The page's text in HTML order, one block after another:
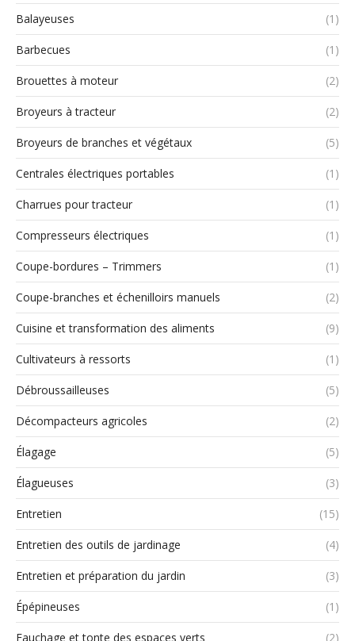
Balayeuses (1)
Barbecues (1)
Brouettes à moteur (2)
Broyeurs à tracteur (2)
Broyeurs de branches et végétaux (5)
Centrales électriques portables (1)
Charrues pour tracteur (1)
Compresseurs électriques (1)
Coupe-bordures – Trimmers (1)
Coupe-branches et échenilloirs manuels (2)
Cuisine et transformation des aliments (9)
Cultivateurs à ressorts (1)
Débroussailleuses (5)
Décompacteurs agricoles (2)
Élagage (5)
Élagueuses (3)
Entretien (15)
Entretien des outils de jardinage (4)
Entretien et préparation du jardin (3)
Épépineuses (1)
Fauchage et tonte des espaces verts (2)